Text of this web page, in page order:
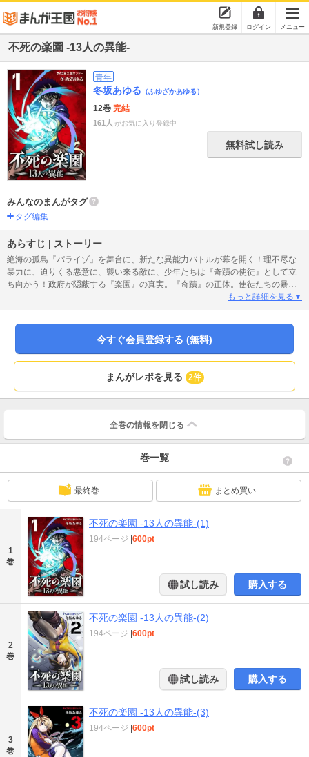
新規登録 ログイン メニュー
不死の楽園 -13人の異能-
青年
冬坂あゆる （ふゆざかあゆる）
12巻 完結
161人 がお気に入り登録中
無料試し読み
みんなのまんがタグ
タグ編集
あらすじ | ストーリー
絶海の孤島『パライゾ』を舞台に、新たな異能力バトルが幕を開く！理不尽な
暴力に、迫りくる悪意に、襲い来る敵に、少年たちは『奇蹟の使徒』として立
ち向かう！政府が隠蔽する『楽園』の真実。『奇蹟』の正体。使徒たちの暴動
の真意……その全てを知った時、少年は何を選択するのか―― 『この楽園
もっと詳細を見る▼
今すぐ会員登録する (無料)
まんがレポを見る 2件
全巻の情報を 閉じる
巻一覧
最終巻 まとめ買い
1
巻
不死の楽園 -13人の異能-(1)
194ページ 600pt
試し読み 購入する
2
巻
不死の楽園 -13人の異能-(2)
194ページ 600pt
試し読み 購入する
3
巻
不死の楽園 -13人の異能-(3)
194ページ 600pt